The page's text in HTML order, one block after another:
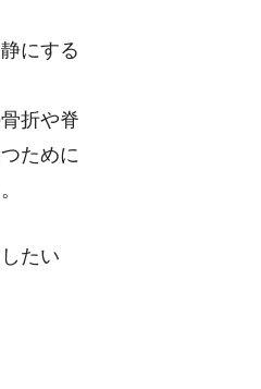
にする
折や脊
ために
たい